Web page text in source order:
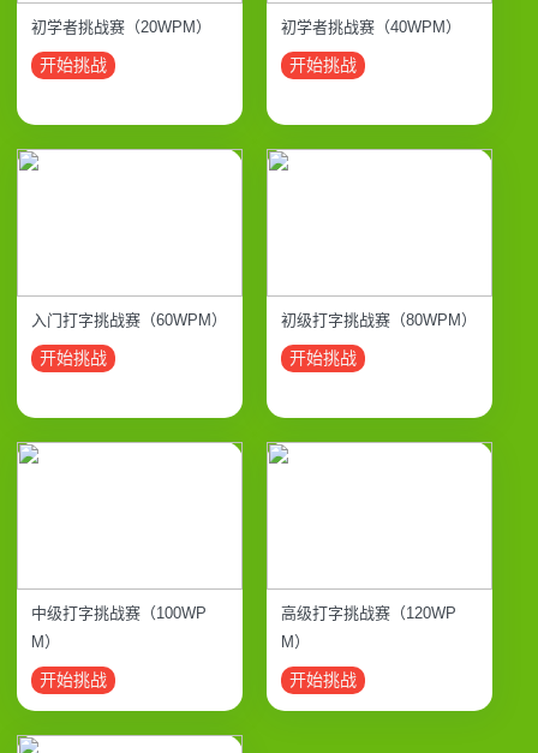
初学者挑战赛（20WPM）
开始挑战
初学者挑战赛（40WPM）
开始挑战
入门打字挑战赛（60WPM）
开始挑战
初级打字挑战赛（80WPM）
开始挑战
中级打字挑战赛（100WP
M）
开始挑战
高级打字挑战赛（120WP
M）
开始挑战